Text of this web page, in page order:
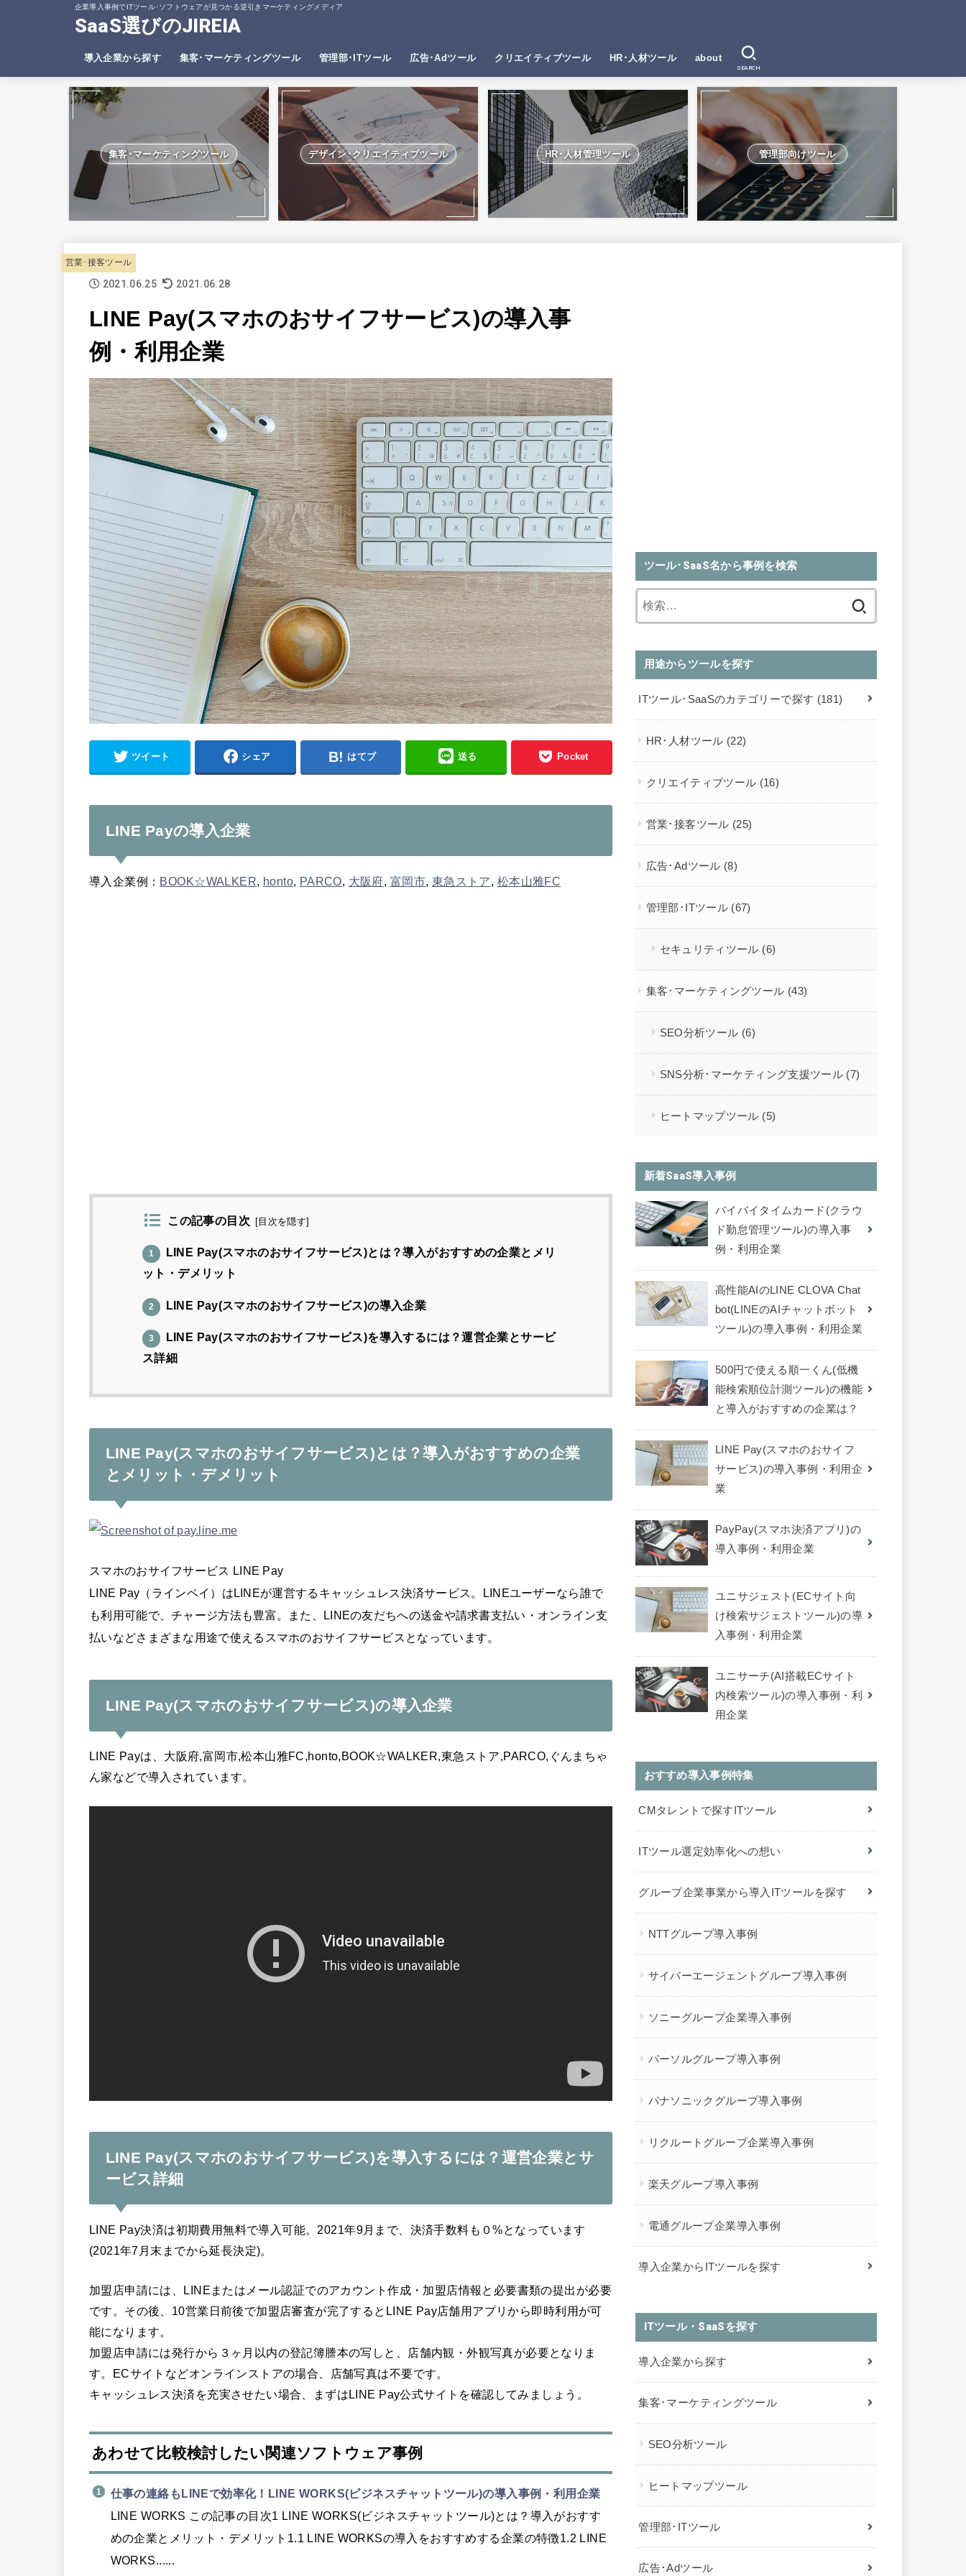
企業導入事例でITツール･ソフトウェアが見つかる逆引きマーケティングメディア
SaaS選びのJIREIA
導入企業から探す 集客･マーケティングツール
SEO分析ツール
ヒートマップツール
管理部･ITツール 広告･Adツール クリエイティブツール HR･人材ツール about
SEARCH
集客･マーケティングツール デザイン･クリエイティブツール HR･人材管理ツール 管理部向けツール
営業･接客ツール
2021.06.25 2021.06.28
LINE Pay(スマホのおサイフサービス)の導入事
例・利用企業
ツイート シェア はてブ 送る Pocket
LINE Payの導入企業
導入企業例： BOOK☆WALKER, honto, PARCO, 大阪府, 富岡市, 東急ストア, 松本山雅FC
この記事の目次 [目次を隠す]
1
LINE Pay(スマホのおサイフサービス)とは？導入がおすすめの企業とメリ
ット・デメリット
2 LINE Pay(スマホのおサイフサービス)の導入企業
3
LINE Pay(スマホのおサイフサービス)を導入するには？運営企業とサービ
ス詳細
LINE Pay(スマホのおサイフサービス)とは？導入がおすすめの企業
とメリット・デメリット
スマホのおサイフサービス LINE Pay
LINE Pay（ラインペイ）はLINEが運営するキャッシュレス決済サービス。LINEユーザーなら誰で
も利用可能で、チャージ方法も豊富。また、LINEの友だちへの送金や請求書支払い・オンライン支
払いなどさまざまな用途で使えるスマホのおサイフサービスとなっています。
LINE Pay(スマホのおサイフサービス)の導入企業
LINE Payは、大阪府,富岡市,松本山雅FC,honto,BOOK☆WALKER,東急ストア,PARCO,ぐんまちゃ
ん家などで導入されています。
LINE Pay(スマホのおサイフサービス)を導入するには？運営企業とサ
ービス詳細
LINE Pay決済は初期費用無料で導入可能。2021年9月まで、決済手数料も０%となっています
(2021年7月末までから延長決定)。
加盟店申請には、LINEまたはメール認証でのアカウント作成・加盟店情報と必要書類の提出が必要
です。その後、10営業日前後で加盟店審査が完了するとLINE Pay店舗用アプリから即時利用が可
能になります。
加盟店申請には発行から３ヶ月以内の登記簿謄本の写しと、店舗内観・外観写真が必要となりま
す。ECサイトなどオンラインストアの場合、店舗写真は不要です。
キャッシュレス決済を充実させたい場合、まずはLINE Pay公式サイトを確認してみましょう。
あわせて比較検討したい関連ソフトウェア事例
仕事の連絡もLINEで効率化！LINE WORKS(ビジネスチャットツール)の導入事例・利用企業
LINE WORKS この記事の目次1 LINE WORKS(ビジネスチャットツール)とは？導入がおすす
めの企業とメリット・デメリット1.1 LINE WORKSの導入をおすすめする企業の特徴1.2 LINE
WORKS......
ツール･SaaS名から事例を検索
用途からツールを探す
ITツール･SaaSのカテゴリーで探す (181)
HR･人材ツール (22)
クリエイティブツール (16)
営業･接客ツール (25)
広告･Adツール (8)
管理部･ITツール (67)
セキュリティツール (6)
集客･マーケティングツール (43)
SEO分析ツール (6)
SNS分析･マーケティング支援ツール (7)
ヒートマップツール (5)
新着SaaS導入事例
バイバイタイムカード(クラウ
ド勤怠管理ツール)の導入事
例・利用企業
高性能AIのLINE CLOVA Chat
bot(LINEのAIチャットボット
ツール)の導入事例・利用企業
500円で使える順一くん(低機
能検索順位計測ツール)の機能
と導入がおすすめの企業は？
LINE Pay(スマホのおサイフ
サービス)の導入事例・利用企
業
PayPay(スマホ決済アプリ)の
導入事例・利用企業
ユニサジェスト(ECサイト向
け検索サジェストツール)の導
入事例・利用企業
ユニサーチ(AI搭載ECサイト
内検索ツール)の導入事例・利
用企業
おすすめ導入事例特集
CMタレントで探すITツール
ITツール選定効率化への想い
グループ企業事業から導入ITツールを探す
NTTグループ導入事例
サイバーエージェントグループ導入事例
ソニーグループ企業導入事例
パーソルグループ導入事例
パナソニックグループ導入事例
リクルートグループ企業導入事例
楽天グループ導入事例
電通グループ企業導入事例
導入企業からITツールを探す
ITツール・SaaSを探す
導入企業から探す
集客･マーケティングツール
SEO分析ツール
ヒートマップツール
管理部･ITツール
広告･Adツール